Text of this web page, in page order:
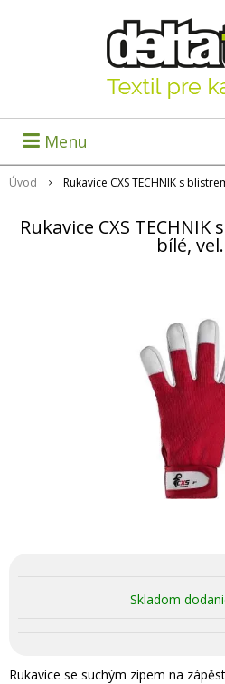
Menu
Úvod Rukavice CXS TECHNIK s
Rukavice CXS
bílé,
Skladom
Rukavice se suchým zipem na